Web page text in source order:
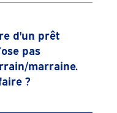
d'un prêt
pas
marraine.
?